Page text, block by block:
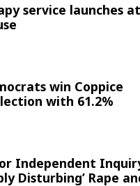
service launches at
win Coppice
with 61.2%
Independent
Disturbing’ Rape